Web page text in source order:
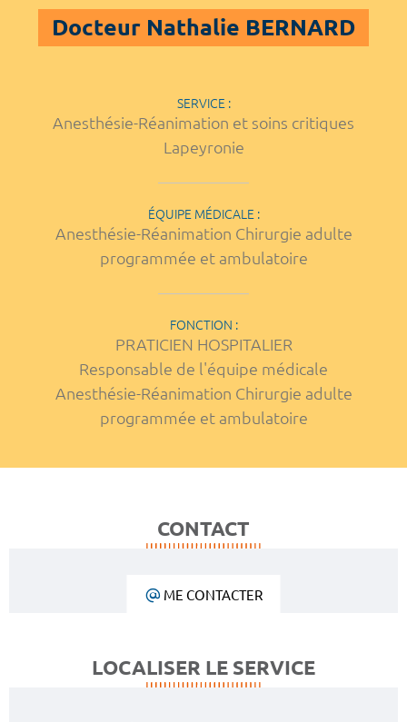
Docteur Nathalie BERNARD
SERVICE :
Anesthésie-Réanimation et soins critiques
Lapeyronie
ÉQUIPE MÉDICALE :
Anesthésie-Réanimation Chirurgie adulte
programmée et ambulatoire
FONCTION :
PRATICIEN HOSPITALIER
Responsable de l'équipe médicale
Anesthésie-Réanimation Chirurgie adulte
programmée et ambulatoire
CONTACT
ME CONTACTER
LOCALISER LE SERVICE